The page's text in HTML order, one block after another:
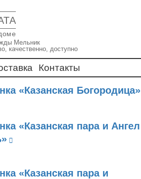
Мельник
доступно
Контакты
«Казанская Богородица»
«Казанская пара и Ангел
«Казанская пара и